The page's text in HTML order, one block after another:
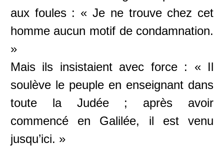
aux foules : « Je ne trouve chez cet
homme aucun motif de condamnation.
»
Mais ils insistaient avec force : « Il
soulève le peuple en enseignant dans
toute la Judée ; après avoir
commencé en Galilée, il est venu
jusqu’ici. »